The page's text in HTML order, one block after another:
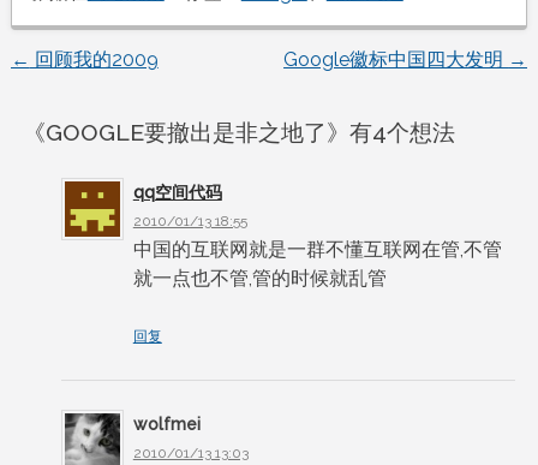
文
章
← 回顾我的2009 Google徽标中国四大发明 →
《GOOGLE要撤出是非之地了》有4个想法
qq空间代码
2010/01/13 18:55
中国的互联网就是一群不懂互联网在管,不管
就一点也不管,管的时候就乱管
回复
wolfmei
2010/01/13 13:03